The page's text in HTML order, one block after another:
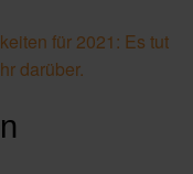
für 2021: Es tut
darüber.